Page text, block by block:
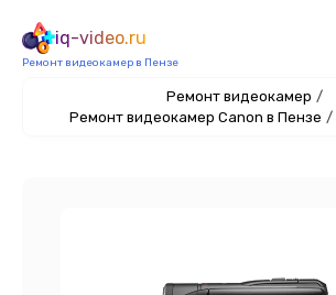
iq-video.ru
Ремонт видеокамер в Пензе
Ремонт видеокамер /
Ремонт видеокамер Canon в Пензе /